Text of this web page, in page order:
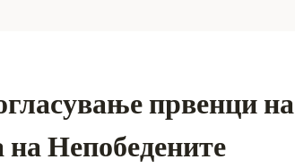
првенци на
Непобедените